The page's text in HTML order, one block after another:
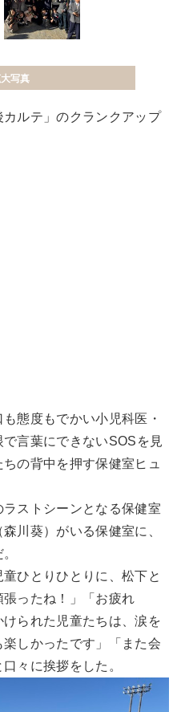
写真
ルテ」のクランクアップ
態度もでかい小児科医・
言葉にできないSOSを見
の背中を押す保健室ヒュ
ストシーンとなる保健室
川葵）がいる保健室に、
ひとりひとりに、松下と
ったね！」「お疲れ
られた児童たちは、涙を
しかったです」「また会
々に挨拶をした。